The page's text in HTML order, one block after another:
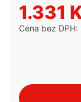
1.331
Cena bez DPH: